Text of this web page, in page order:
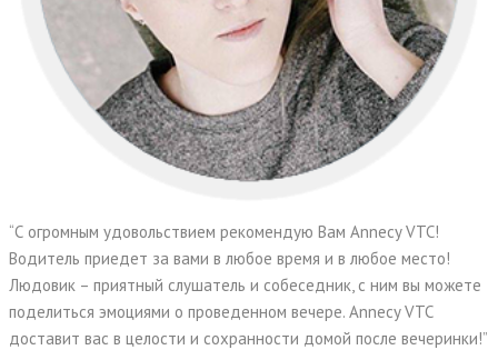
“С огромным удовольствием рекомендую Вам Annecy VTC!
Водитель приедет за вами в любое время и в любое место!
Людовик – приятный слушатель и собеседник, с ним вы можете
поделиться эмоциями о проведенном вечере. Annecy VTC
доставит вас в целости и сохранности домой после вечеринки!”